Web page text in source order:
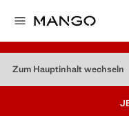
Zum Hauptinhalt wechseln